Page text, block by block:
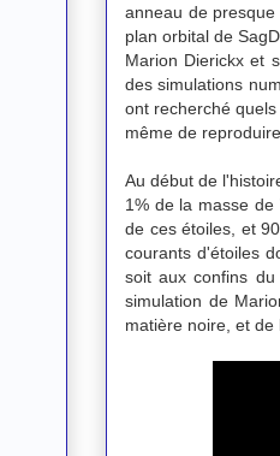
anneau de
plan orbital de
Marion Dierickx et
des simulations
ont recherché
même de
Au début de
1% de la masse
de ces étoiles, et
courants d'étoiles
soit aux confins
simulation de
matière noire, et de